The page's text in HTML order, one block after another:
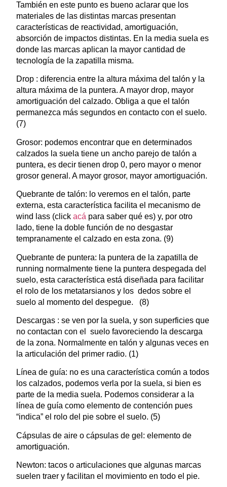
También en este punto es bueno aclarar que los
materiales de las distintas marcas presentan
características de reactividad, amortiguación,
absorción de impactos distintas. En la media suela es
donde las marcas aplican la mayor cantidad de
tecnología de la zapatilla misma.
Drop : diferencia entre la altura máxima del talón y la
altura máxima de la puntera. A mayor drop, mayor
amortiguación del calzado. Obliga a que el talón
permanezca más segundos en contacto con el suelo.
(7)
Grosor: podemos encontrar que en determinados
calzados la suela tiene un ancho parejo de talón a
puntera, es decir tienen drop 0, pero mayor o menor
grosor general. A mayor grosor, mayor amortiguación.
Quebrante de talón: lo veremos en el talón, parte
externa, esta característica facilita el mecanismo de
wind lass (click acá para saber qué es) y, por otro
lado, tiene la doble función de no desgastar
tempranamente el calzado en esta zona. (9)
Quebrante de puntera: la puntera de la zapatilla de
running normalmente tiene la puntera despegada del
suelo, esta característica está diseñada para facilitar
el rolo de los metatarsianos y los dedos sobre el
suelo al momento del despegue. (8)
Descargas : se ven por la suela, y son superficies que
no contactan con el suelo favoreciendo la descarga
de la zona. Normalmente en talón y algunas veces en
la articulación del primer radio. (1)
Línea de guía: no es una característica común a todos
los calzados, podemos verla por la suela, si bien es
parte de la media suela. Podemos considerar a la
línea de guía como elemento de contención pues
“indica” el rolo del pie sobre el suelo. (5)
Cápsulas de aire o cápsulas de gel: elemento de
amortiguación.
Newton: tacos o articulaciones que algunas marcas
suelen traer y facilitan el movimiento en todo el pie.